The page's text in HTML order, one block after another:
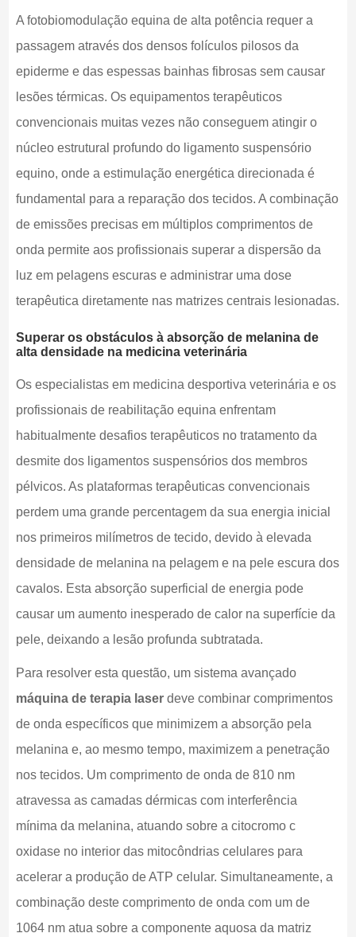
A fotobiomodulação equina de alta potência requer a
passagem através dos densos folículos pilosos da
epiderme e das espessas bainhas fibrosas sem causar
lesões térmicas. Os equipamentos terapêuticos
convencionais muitas vezes não conseguem atingir o
núcleo estrutural profundo do ligamento suspensório
equino, onde a estimulação energética direcionada é
fundamental para a reparação dos tecidos. A combinação
de emissões precisas em múltiplos comprimentos de
onda permite aos profissionais superar a dispersão da
luz em pelagens escuras e administrar uma dose
terapêutica diretamente nas matrizes centrais lesionadas.
Superar os obstáculos à absorção de melanina de
alta densidade na medicina veterinária
Os especialistas em medicina desportiva veterinária e os
profissionais de reabilitação equina enfrentam
habitualmente desafios terapêuticos no tratamento da
desmite dos ligamentos suspensórios dos membros
pélvicos. As plataformas terapêuticas convencionais
perdem uma grande percentagem da sua energia inicial
nos primeiros milímetros de tecido, devido à elevada
densidade de melanina na pelagem e na pele escura dos
cavalos. Esta absorção superficial de energia pode
causar um aumento inesperado de calor na superfície da
pele, deixando a lesão profunda subtratada.
Para resolver esta questão, um sistema avançado
máquina de terapia laserdeve combinar comprimentos
de onda específicos que minimizem a absorção pela
melanina e, ao mesmo tempo, maximizem a penetração
nos tecidos. Um comprimento de onda de 810 nm
atravessa as camadas dérmicas com interferência
mínima da melanina, atuando sobre a citocromo c
oxidase no interior das mitocôndrias celulares para
acelerar a produção de ATP celular. Simultaneamente, a
combinação deste comprimento de onda com um de
1064 nm atua sobre a componente aquosa da matriz